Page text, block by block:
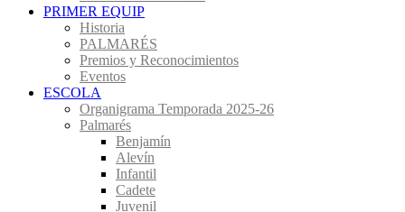
PRIMER EQUIP
Historia
PALMARÉS
Premios y Reconocimientos
Eventos
ESCOLA
Organigrama Temporada 2025-26
Palmarés
Benjamín
Alevín
Infantil
Cadete
Juvenil